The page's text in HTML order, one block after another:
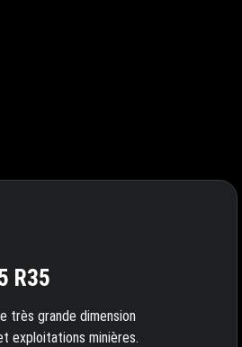
R35
très grande dimension
exploitations minières.